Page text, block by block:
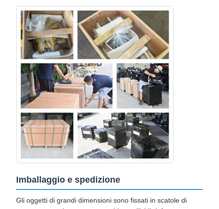
Imballaggio e spedizione
Gli oggetti di grandi dimensioni sono fissati in scatole di